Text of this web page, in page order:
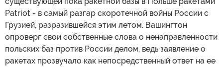
Patriot - в самый разгар скоротечной войны России с
Грузией, разразившейся этим летом. Вашингтон
опроверг свои собственные слова о ненаправленности
польских баз против России делом, ведь заявление о
ракетах прозвучало как непосредственный ответ на ее